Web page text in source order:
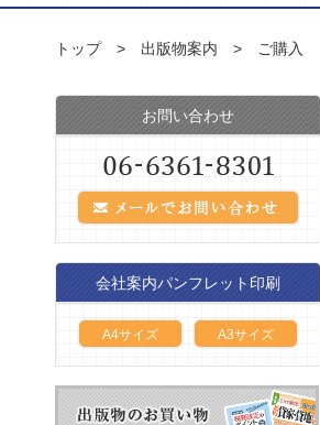
トップ 出版物案内 ご購入
お問い合わせ
会社案内パンフレット印刷
A4サイズ A3サイズ